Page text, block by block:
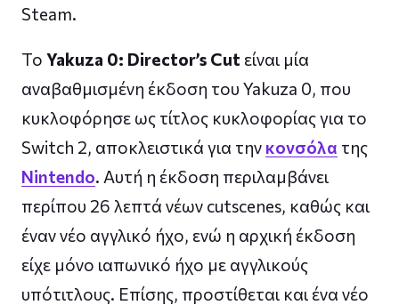
Steam.
Το Yakuza 0: Director’s Cut είναι μία
αναβαθμισμένη έκδοση του Yakuza 0, που
κυκλοφόρησε ως τίτλος κυκλοφορίας για το
Switch 2, αποκλειστικά για την κονσόλα της
Nintendo. Αυτή η έκδοση περιλαμβάνει
περίπου 26 λεπτά νέων cutscenes, καθώς και
έναν νέο αγγλικό ήχο, ενώ η αρχική έκδοση
είχε μόνο ιαπωνικό ήχο με αγγλικούς
υπότιτλους. Επίσης, προστίθεται και ένα νέο